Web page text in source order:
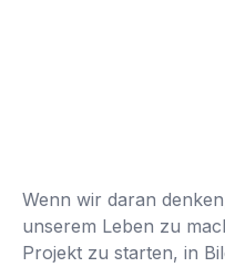
Wenn wir daran
unserem Leben zu
Projekt zu starten, in